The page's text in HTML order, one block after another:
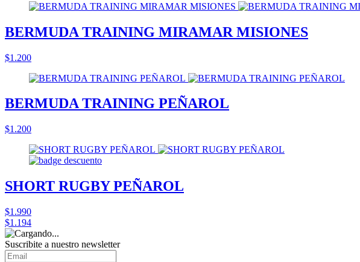
BERMUDA TRAINING MIRAMAR MISIONES
$1.200
BERMUDA TRAINING PEÑAROL
$1.200
SHORT RUGBY PEÑAROL
$1.990
$1.194
Suscribite a nuestro newsletter